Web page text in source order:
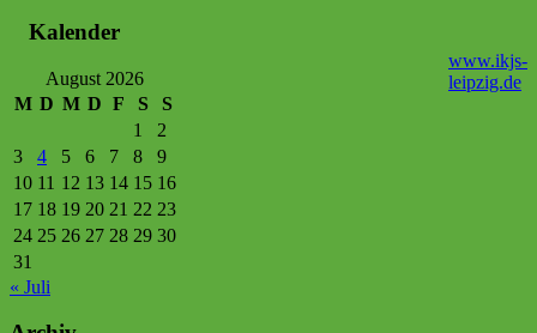
www.ikjs-
leipzig.de
Kalender
August 2026
M D M D F S
S
1
2
3
4 5 6 7 8
9
10 11 12 13 14 15 16
17 18 19 20 21 22 23
24 25 26 27 28 29 30
31
« Juli